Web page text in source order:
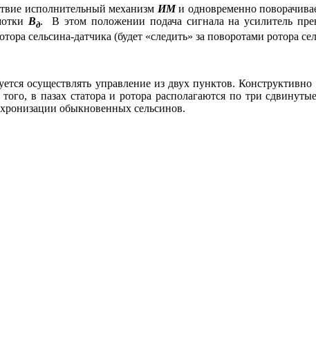
исполнительный механизм ИМи одновременно
Вд. В этом положении подача сигнала на усилитель
сельсина-датчика (будет «следить» за поворотами ротора
осуществлять управление из двух пунктов.
в пазах статора и ротора располагаются по три
обыкновенных сельсинов.